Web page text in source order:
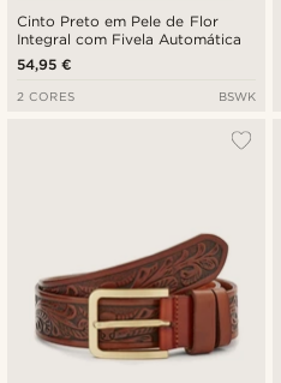
Cinto Preto em Pele de Flor
Integral com Fivela Automática
54,95 €
2 CORES BSWK